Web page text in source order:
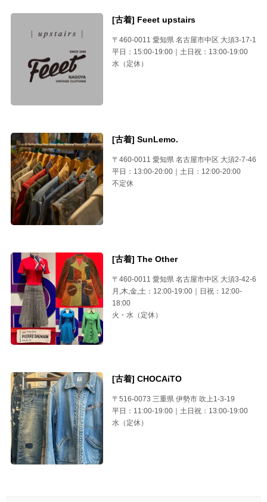
[古着] Feeet upstairs
〒460-0011 愛知県 名古屋市中区 大須3-17-1
平日：15:00-19:00｜土日祝：13:00-19:00
水（定休）
[古着] SunLemo.
〒460-0011 愛知県 名古屋市中区 大須2-7-46
平日：13:00-20:00｜土日：12:00-20:00
不定休
[古着] The Other
〒460-0011 愛知県 名古屋市中区 大須3-42-6
月,木,金,土：12:00-19:00｜日祝：12:00-
18:00
火・水（定休）
[古着] CHOCAiTO
〒516-0073 三重県 伊勢市 吹上1-3-19
平日：11:00-19:00｜土日祝：13:00-19:00
水（定休）